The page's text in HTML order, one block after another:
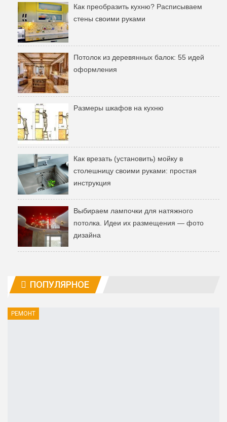
Как преобразить кухню? Расписываем
стены своими руками
Потолок из деревянных балок: 55 идей
оформления
Размеры шкафов на кухню
Как врезать (установить) мойку в
столешницу своими руками: простая
инструкция
Выбираем лампочки для натяжного
потолка. Идеи их размещения — фото
дизайна
ПОПУЛЯРНОЕ
РЕМОНТ